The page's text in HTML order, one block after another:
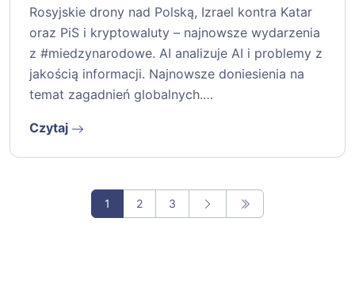
Rosyjskie drony nad Polską, Izrael kontra Katar
oraz PiS i kryptowaluty – najnowsze wydarzenia
z #miedzynarodowe. AI analizuje AI i problemy z
jakością informacji. Najnowsze doniesienia na
temat zagadnień globalnych.…
Czytaj
1 2 3